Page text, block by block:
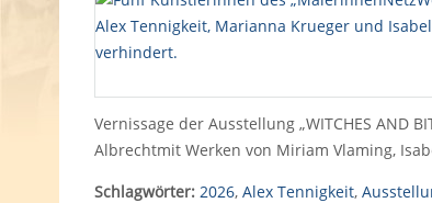
Vernissage der Ausstellung „WITCHES AND
Albrechtmit Werken von Miriam Vlaming,
Schlagwörter: 2026, Alex Tennigkeit,